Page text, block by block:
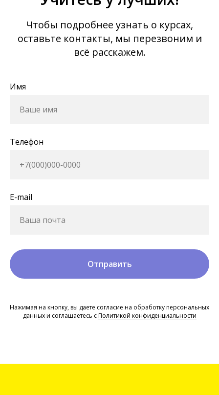
Чтобы подробнее узнать о курсах,
оставьте контакты, мы перезвоним и
всё расскажем.
Имя
Телефон
E-mail
Отправить
Нажимая на кнопку, вы даете согласие на обработку персональных
данных и соглашаетесь cПолитикой конфиденциальности